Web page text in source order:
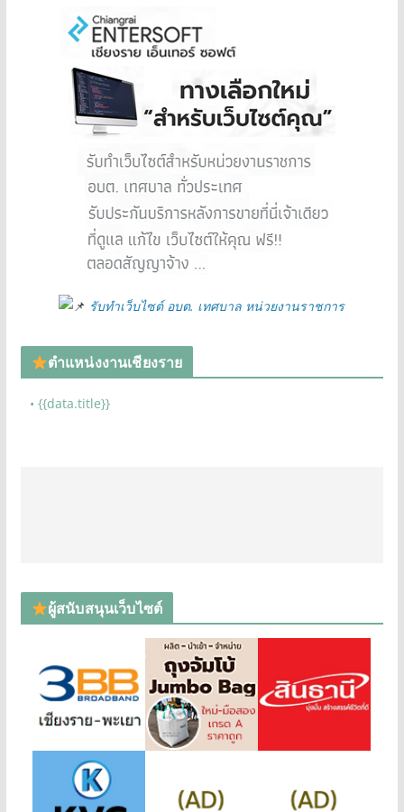
รับทำเว็บไซต์ อบต. เทศบาล หน่วยงานราชการ
ตำแหน่งงานเชียงราย
• {{data.title}}
ผู้สนับสนุนเว็บไซต์